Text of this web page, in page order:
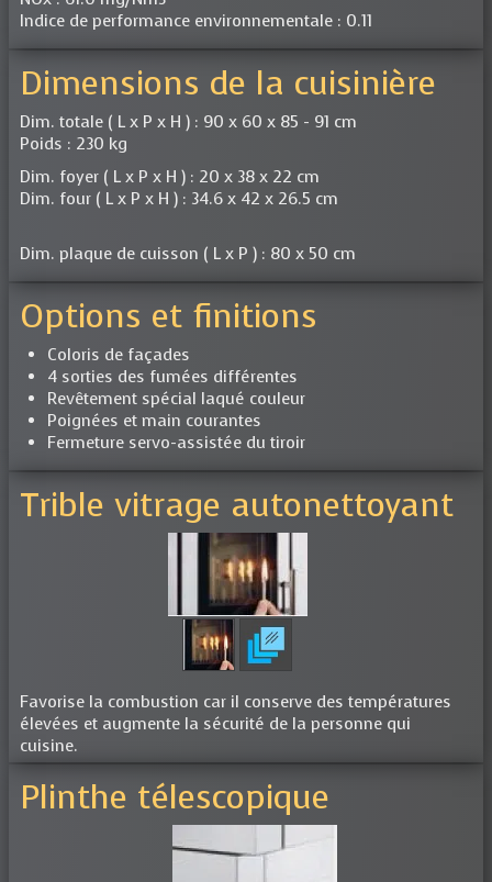
Indice de performance environnementale : 0.11
Dimensions de la cuisinière
Dim. totale ( L x P x H ) : 90 x 60 x 85 - 91 cm
Poids : 230 kg
Dim. foyer ( L x P x H ) : 20 x 38 x 22 cm
Dim. four ( L x P x H ) : 34.6 x 42 x 26.5 cm
Dim. plaque de cuisson ( L x P ) : 80 x 50 cm
Options et finitions
Coloris de façades
4 sorties des fumées différentes
Revêtement spécial laqué couleur
Poignées et main courantes
Fermeture servo-assistée du tiroir
Trible vitrage autonettoyant
Favorise la combustion car il conserve des températures
élevées et augmente la sécurité de la personne qui
cuisine.
Plinthe télescopique